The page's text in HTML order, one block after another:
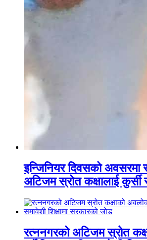
इन्जिनियर दिवसको अवसरमा
अटिजम स्रोत कक्षालाई
रत्ननगरको अटिजम स्रोत